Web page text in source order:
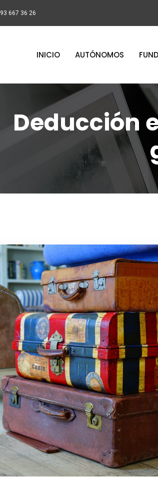
93 667 36 26
INICIO AUTÓNOMOS
Deducción